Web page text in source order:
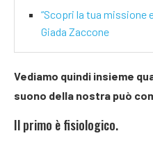
“Scopri la tua missione
Giada Zaccone
Vediamo quindi insieme
suono della nostra può
Il primo è fisiologico.